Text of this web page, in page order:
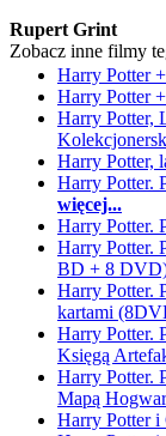
Rupert Grint
Zobacz inne filmy
Harry Potter
Harry Potter
Harry Potter,
Harry Potter,
Harry Potter.
więcej...
Harry Potter.
Harry Potter.
BD + 8
Harry Potter.
kartami
Harry Potter.
Księgą
Harry Potter.
Mapą
Harry Potter i